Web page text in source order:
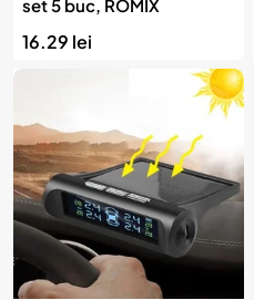
set 5 buc, ROMIX
16.29 lei